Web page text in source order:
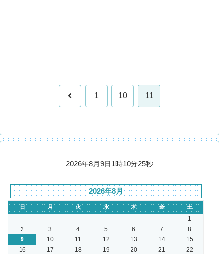
前 1 10 11
2026年8月9日1時10分25秒
2026年8月
日 月 火 水 木 金
土
1
2
3 4 5 6 7
8
9
10 11 12 13 14
15
16
17 18 19 20 21
22